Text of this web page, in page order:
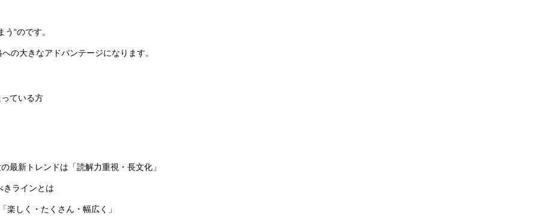
“のです。
の大きなアドバンテージになります。
ている方
最新トレンドは「読解力重視・長文化」
きラインとは
しく・たくさん・幅広く」